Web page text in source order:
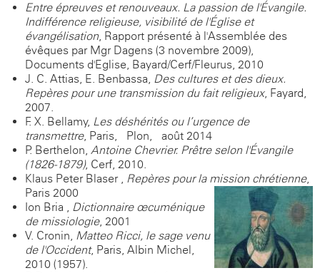
Entre épreuves et renouveaux. La passion de l'Évangile.
Indifférence religieuse, visibilité de l'Église et
évangélisation, Rapport présenté à l'Assemblée des
évêques par Mgr Dagens (3 novembre 2009),
Documents d'Eglise, Bayard/Cerf/Fleurus, 2010
J. C. Attias, E. Benbassa, Des cultures et des dieux.
Repères pour une transmission du fait religieux, Fayard,
2007.
F. X. Bellamy, Les déshérités ou l’urgence de
transmettre, Paris, Plon, août 2014
P. Berthelon, Antoine Chevrier. Prêtre selon l'Évangile
(1826-1879), Cerf, 2010.
Klaus Peter Blaser , Repères pour la mission chrétienne,
Paris 2000
Ion Bria , Dictionnaire œcuménique
de missiologie, 2001
V. Cronin, Matteo Ricci, le sage venu
de l'Occident, Paris, Albin Michel,
2010 (1957).